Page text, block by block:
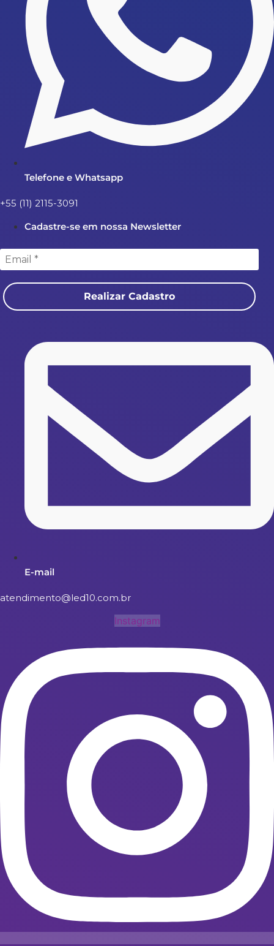
Telefone e Whatsapp
+55 (11) 2115-3091
Cadastre-se em nossa Newsletter
Realizar Cadastro
E-mail
atendimento@led10.com.br
Instagram